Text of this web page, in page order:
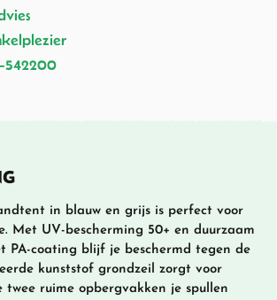
542200
in blauw en grijs is perfect voor
Met UV-bescherming 50+ en duurzaam
PA-coating blijf je beschermd tegen de
kunststof grondzeil zorgt voor
ruime opbergvakken je spullen